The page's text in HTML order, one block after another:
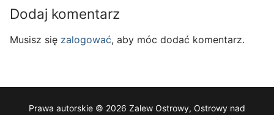
Dodaj komentarz
Musisz się zalogować, aby móc dodać komentarz.
Prawa autorskie © 2026 Zalew Ostrowy, Ostrowy nad